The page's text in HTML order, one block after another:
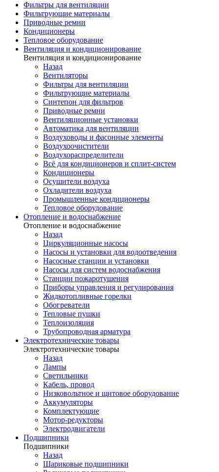
Фильтры для вентиляции
Фильтрующие материалы
Приводные ремни
Кондиционеры
Тепловое оборудование
Вентиляция и кондиционирование
Вентиляция и кондиционирование
Назад
Вентиляторы
Фильтры для вентиляции
Фильтрующие материалы
Синтепон для фильтров
Приводные ремни
Вентиляционные установки
Автоматика для вентиляции
Воздуховоды и фасонные элементы
Воздухоочистители
Воздухораспределители
Всё для кондиционеров и сплит-систем
Кондиционеры
Осушители воздуха
Охладители воздуха
Промышленные кондиционеры
Тепловое оборудование
Отопление и водоснабжение
Отопление и водоснабжение
Назад
Циркуляционные насосы
Насосы и установки для водоотведения
Насосные станции и установки
Насосы для систем водоснабжения
Станции пожаротушения
Приборы управления и регулирования
Жидкотопливные горелки
Обогреватели
Тепловые пушки
Теплоизоляция
Трубопроводная арматура
Электротехнические товары
Электротехнические товары
Назад
Лампы
Светильники
Кабель, провод
Низковольтное и щитовое оборудование
Аккумуляторы
Комплектующие
Мотор-редукторы
Электродвигатели
Подшипники
Подшипники
Назад
Шариковые подшипники